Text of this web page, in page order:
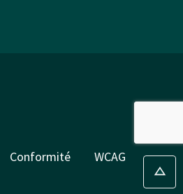
Conformité WCAG